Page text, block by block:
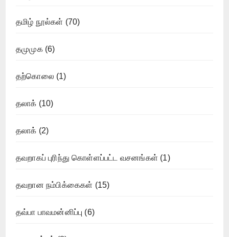
தமிழ் நூல்கள் (70)
தமுமுக(6)
தற்கொலை (1)
தலாக் (10)
தலாக் (2)
தவறாகப் புரிந்து கொள்ளப்பட்ட வசனங்கள் (1)
தவறான நம்பிக்கைகள் (15)
தவ்பா பாவமன்னிப்பு (6)